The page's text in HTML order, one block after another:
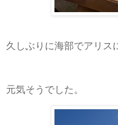
久しぶりに海部でアリス
元気そうでした。